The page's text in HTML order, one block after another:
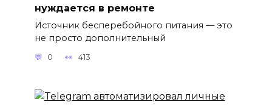
нуждается в ремонте
Источник бесперебойного питания — это
не просто дополнительный
0 413